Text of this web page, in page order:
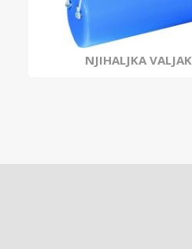
NJIHALJKA VALJAK